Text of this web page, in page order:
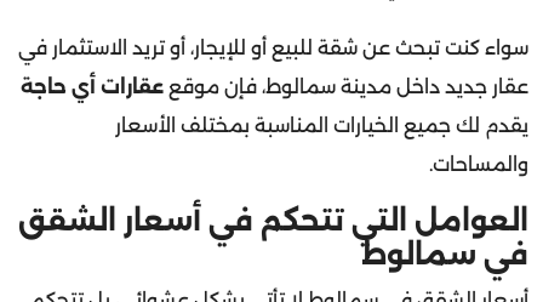
عقار جديد داخل مدينة سمالوط، فإن موقع عقارات أي حاجة
يقدم لك جميع الخيارات المناسبة بمختلف الأسعار
والمساحات.
العوامل التي تتحكم في أسعار الشقق
في سمالوط
أسعار الشقق في سمالوط لا تأتي بشكل عشوائي، بل تتحكم